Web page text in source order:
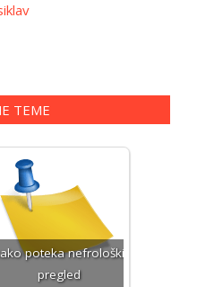
TEME
poteka nefrološki
pregled